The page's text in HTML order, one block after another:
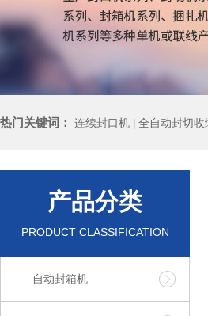
热门关键词： 连续封口机 全自动封切收
产品分类
PRODUCT CLASSIFICATION
自动封箱机